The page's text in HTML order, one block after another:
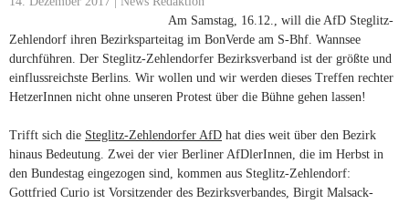
Am Samstag, 16.12., will die AfD Steglitz-
Zehlendorf ihren Bezirksparteitag im BonVerde am S-Bhf. Wannsee
durchführen. Der Steglitz-Zehlendorfer Bezirksverband ist der größte und
einflussreichste Berlins. Wir wollen und wir werden dieses Treffen rechter
HetzerInnen nicht ohne unseren Protest über die Bühne gehen lassen!
Trifft sich die Steglitz-Zehlendorfer AfD hat dies weit über den Bezirk
hinaus Bedeutung. Zwei der vier Berliner AfDlerInnen, die im Herbst in
den Bundestag eingezogen sind, kommen aus Steglitz-Zehlendorf:
Gottfried Curio ist Vorsitzender des Bezirksverbandes, Birgit Malsack-